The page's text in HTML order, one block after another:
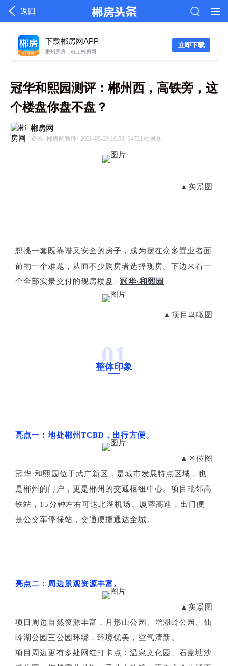
返回
立即下载
下载郴房网APP
郴州买房，就上郴房网
冠华和熙园测评：郴州西，高铁旁，这
个楼盘你盘不盘？
郴房网
资讯/ 郴房网整理/ 2026-05-29 10:53/ 34721次浏览
▲实景图
想挑一套既靠谱又安全的房子，成为摆在众多置业者面
前的一个难题，从而不少购房者选择现房。下边来看一
个全部实景交付的现房楼盘--冠华·和熙园
▲项目鸟瞰图
01
整体印象
亮点一：地处郴州TCBD，出行方便。
▲区位图
冠华·和熙园 位于武广新区，是城市发展特点区域，也
是郴州的门户，更是郴州的交通枢纽中心。项目毗邻高
铁站，15分钟左右可达北湖机场、厦蓉高速，出门便
是公交车停保站，交通便捷通达全城。
亮点二：周边景观资源丰富。
▲实景图
项目周边自然资源丰富，月形山公园、增湖岭公园、仙
岭湖公园三公园环绕，环境优美，空气清新。
项目周边更有多处网红打卡点：温泉文化园、石盖塘沙